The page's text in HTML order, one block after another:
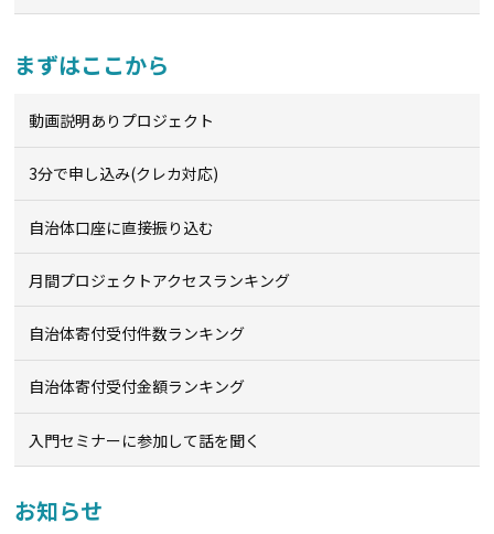
まずはここから
動画説明ありプロジェクト
3分で申し込み(クレカ対応)
自治体口座に直接振り込む
月間プロジェクトアクセスランキング
自治体寄付受付件数ランキング
自治体寄付受付金額ランキング
入門セミナーに参加して話を聞く
お知らせ